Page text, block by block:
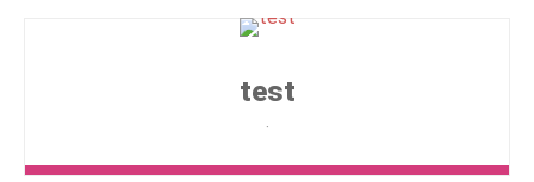
test